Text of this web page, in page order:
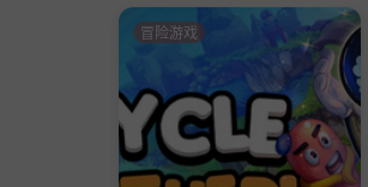
冒险游戏